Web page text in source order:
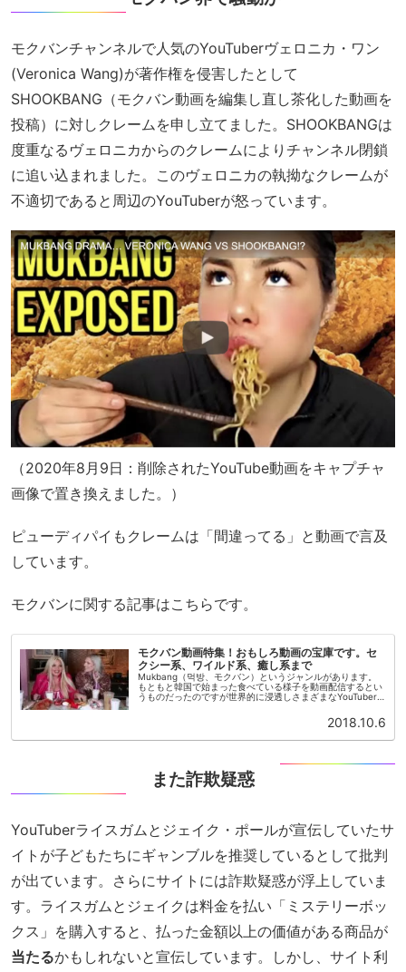
モクバンチャンネルで人気のYouTuberヴェロニカ・ワン
(Veronica Wang)が著作権を侵害したとして
SHOOKBANG（モクバン動画を編集し直し茶化した動画を
投稿）に対しクレームを申し立てました。SHOOKBANGは
度重なるヴェロニカからのクレームによりチャンネル閉鎖
に追い込まれました。このヴェロニカの執拗なクレームが
不適切であると周辺のYouTuberが怒っています。
（2020年8月9日：削除されたYouTube動画をキャプチャ
画像で置き換えました。）
ピューディパイもクレームは「間違ってる」と動画で言及
しています。
モクバンに関する記事はこちらです。
モクバン動画特集！おもしろ動画の宝庫です。セ
クシー系、ワイルド系、癒し系まで
Mukbang（먹방、モクバン）というジャンルがあります。
もともと韓国で始まった食べている様子を動画配信するとい
うものだったのですが世界的に浸透しさまざまなYouTuber
2018.10.6
また詐欺疑惑
YouTuberライスガムとジェイク・ポールが宣伝していたサ
イトが子どもたちにギャンブルを推奨しているとして批判
が出ています。さらにサイトには詐欺疑惑が浮上していま
す。ライスガムとジェイクは料金を払い「ミステリーボッ
クス」を購入すると、払った金額以上の価値がある商品が
当たるかもしれないと宣伝しています。しかし、サイト利